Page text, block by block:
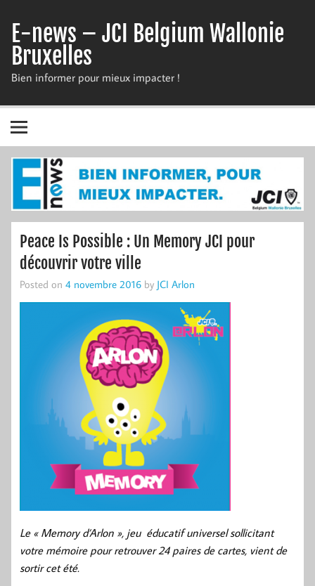
content
E-news – JCI Belgium Wallonie
Bruxelles
Bien informer pour mieux impacter !
Peace Is Possible : Un Memory JCI pour
découvrir votre ville
Posted on 4 novembre 2016 by JCI Arlon
Le « Memory d’Arlon », jeu éducatif universel sollicitant
votre mémoire pour retrouver 24 paires de cartes, vient de
sortir cet été.